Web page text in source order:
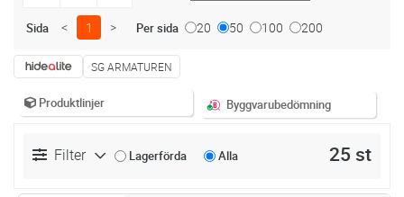
Sida < 1 > Per sida 20 50 100 200
SG ARMATUREN
Produktlinjer Byggvarubedömning
Filter Lagerförda Alla 25 st